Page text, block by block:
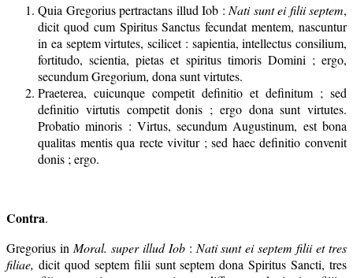
Quia Gregorius pertractans illud Iob : Nati sunt ei filii septem,
dicit quod cum Spiritus Sanctus fecundat mentem, nascuntur
in ea septem virtutes, scilicet : sapientia, intellectus consilium,
fortitudo, scientia, pietas et spiritus timoris Domini ; ergo,
secundum Gregorium, dona sunt virtutes.
Praeterea, cuicunque competit definitio et definitum ; sed
definitio virtutis competit donis ; ergo dona sunt virtutes.
Probatio minoris : Virtus, secundum Augustinum, est bona
qualitas mentis qua recte vivitur ; sed haec definitio convenit
donis ; ergo.
Contra.
Gregorius in Moral. super illud Iob: Nati sunt ei septem filii et tres
filiae, dicit quod septem filii sunt septem dona Spiritus Sancti, tres